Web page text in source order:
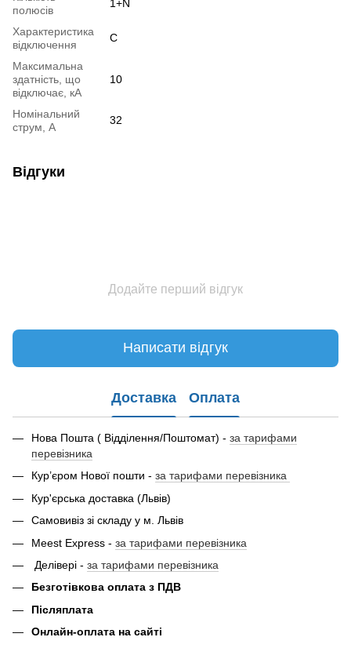
полюсів
1+N
Характеристика
відключення
C
Максимальна
здатність, що
відключає, кА
10
Номінальний
струм, А
32
Відгуки
Додайте перший відгук
Написати відгук
Доставка Оплата
Нова Пошта ( Відділення/Поштомат) - за тарифами
перевізника
Кур’єром Нової пошти - за тарифами перевізника
Кур'єрська доставка (Львів)
Самовивіз зі складу у м. Львів
Meest Express - за тарифами перевізника
Делівері - за тарифами перевізника
Безготівкова оплата з ПДВ
Післяплата
Онлайн-оплата на сайті